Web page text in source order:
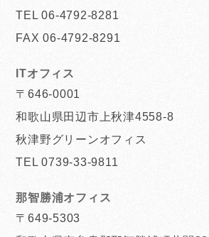
TEL 06-4792-8281
FAX 06-4792-8291
ITオフィス
〒646-0001
和歌山県田辺市上秋津4558-8
秋津野グリーンオフィス
TEL 0739-33-9811
那智勝浦オフィス
〒649-5303